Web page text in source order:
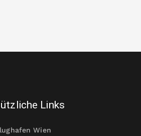
Links
Wien